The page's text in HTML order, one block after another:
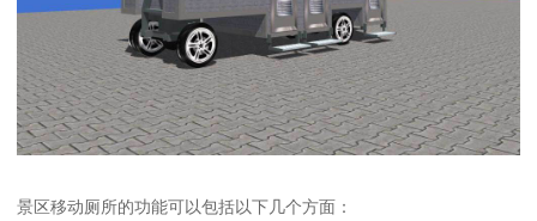
景区移动厕所的功能可以包括以下几个方面：